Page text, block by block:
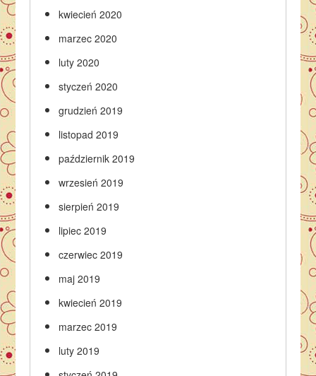
kwiecień 2020
marzec 2020
luty 2020
styczeń 2020
grudzień 2019
listopad 2019
październik 2019
wrzesień 2019
sierpień 2019
lipiec 2019
czerwiec 2019
maj 2019
kwiecień 2019
marzec 2019
luty 2019